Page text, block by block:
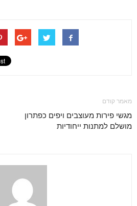
מאמר קודם
מגשי פירות מעוצבים ויפים כפתרון
מושלם למתנות ייחודיות